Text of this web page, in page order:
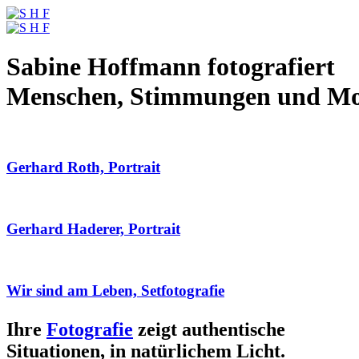
Sabine Hoffmann fotografiert
Menschen, Stimmungen und
Gerhard Roth, Portrait
Gerhard Haderer, Portrait
Wir sind am Leben, Setfotografie
Ihre Fotografie zeigt authentische
Situationen, in natürlichem Licht.